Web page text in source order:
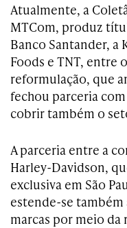
Atualmente, a
MTCom, produz
Banco Santander, a
Foods e TNT, entre
reformulação, que
fechou parceria
cobrir também o
A parceria entre a
Harley-Davidson,
exclusiva em São
estende-se também
marcas por meio da